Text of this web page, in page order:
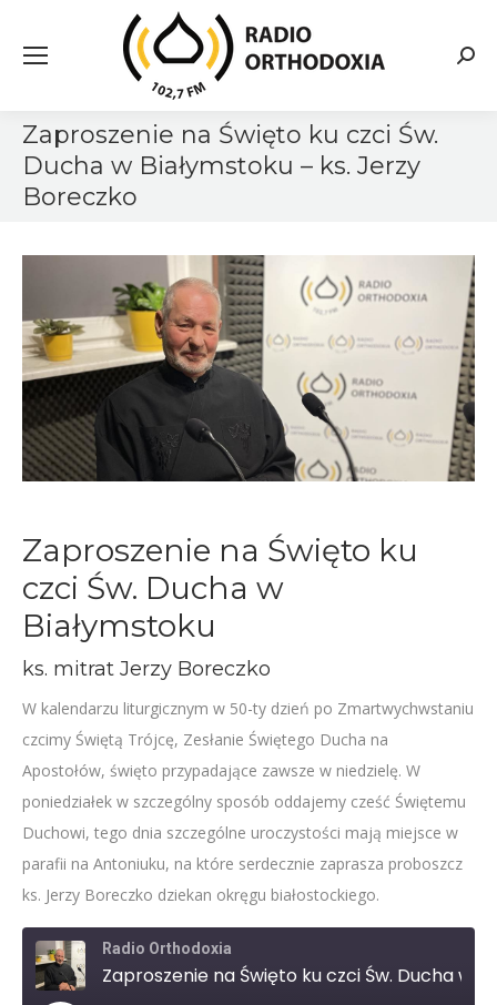
Zaproszenie na Święto ku czci Św.
Ducha w Białymstoku – ks. Jerzy
Boreczko
Zaproszenie na Święto ku
czci Św. Ducha w
Białymstoku
ks. mitrat Jerzy Boreczko
W kalendarzu liturgicznym w 50-ty dzień po Zmartwychwstaniu
czcimy Świętą Trójcę, Zesłanie Świętego Ducha na
Apostołów, święto przypadające zawsze w niedzielę. W
poniedziałek w szczególny sposób oddajemy cześć Świętemu
Duchowi, tego dnia szczególne uroczystości mają miejsce w
parafii na Antoniuku, na które serdecznie zaprasza proboszcz
ks. Jerzy Boreczko dziekan okręgu białostockiego.
Radio Orthodoxia